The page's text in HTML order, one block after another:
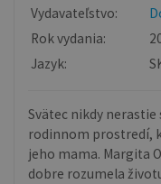
Vydavateľstvo:
Rok vydania:
Jazyk:
Svätec nikdy
rodinnom prostredí,
jeho mama. Margita
dobre rozumela